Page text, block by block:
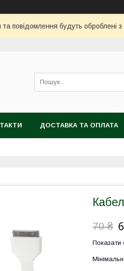
повідомлення будуть
ДОСТАВКА ТА ОПЛАТА
70 ₴
Показати